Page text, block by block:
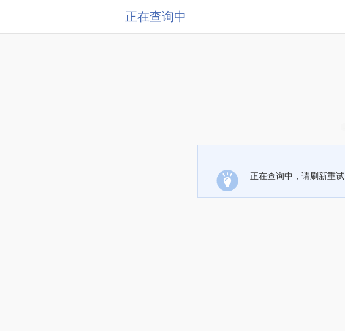
正在查询中
正在查询中，请刷新重试